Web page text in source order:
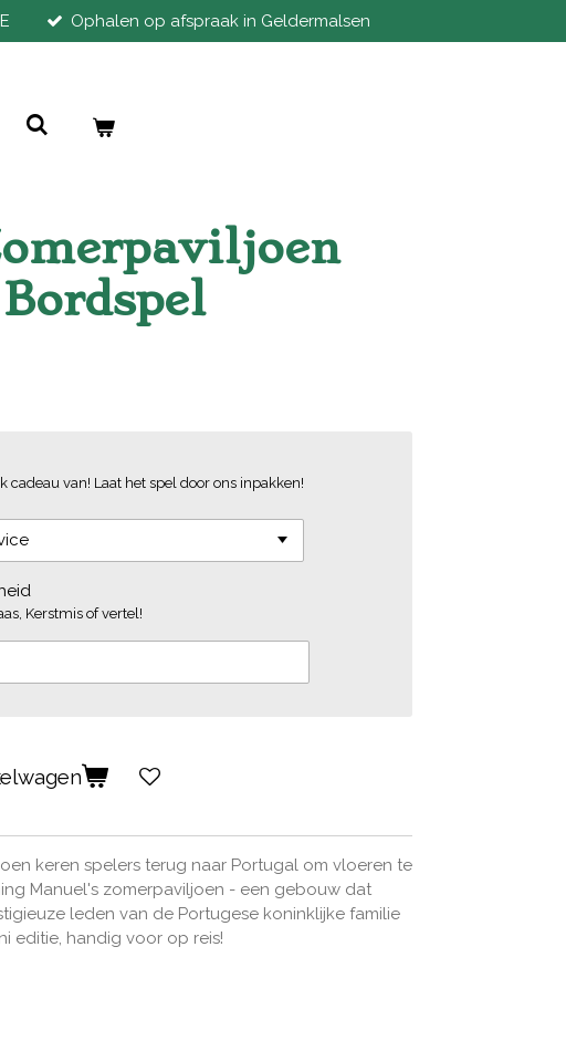
Ophalen op afspraak in Geldermalsen
cadeau van! Laat het spel door ons inpakken!
Kerstmis of vertel!
keren spelers terug naar Portugal om vloeren te
Manuel's zomerpaviljoen - een gebouw dat
leden van de Portugese koninklijke familie
editie, handig voor op reis!